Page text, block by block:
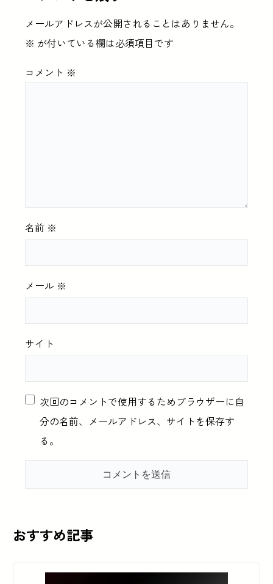
メールアドレスが公開されることはありません。
※ が付いている欄は必須項目です
コメント ※
名前 ※
メール ※
サイト
次回のコメントで使用するためブラウザーに自
分の名前、メールアドレス、サイトを保存す
る。
おすすめ記事